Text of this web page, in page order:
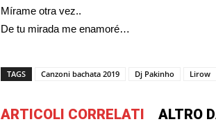
Mírame otra vez..
De tu mirada me enamoré…
TAGS Canzoni bachata 2019 Dj Pakinho Lirow
ARTICOLI CORRELATI ALTRO